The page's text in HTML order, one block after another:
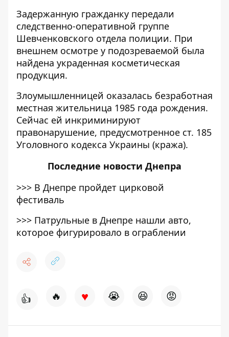
Задержанную гражданку передали
следственно-оперативной группе
Шевченковского отдела полиции. При
внешнем осмотре у подозреваемой была
найдена украденная косметическая
продукция.
Злоумышленницей оказалась безработная
местная жительница 1985 года рождения.
Сейчас ей инкриминируют
правонарушение, предусмотренное ст. 185
Уголовного кодекса Украины (кража).
Последние новости Днепра
>>> В Днепре пройдет цирковой
фестиваль
>>> Патрульные в Днепре нашли авто,
которое фигурировало в ограблении
👍 🔥 ♥ 😭 😆 😡